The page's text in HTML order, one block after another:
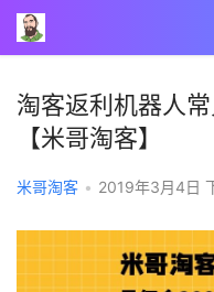
淘客返利机器人
【米哥淘客】
米哥淘客 • 2019年3月4日